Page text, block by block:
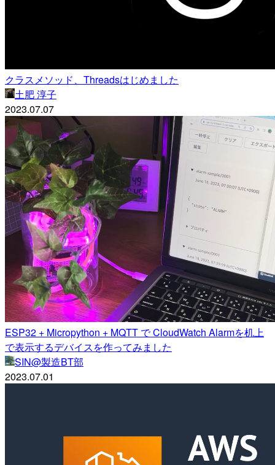
クラスメソッド、Threadsはじめました
土肥 淳子
2023.07.07
ESP32 + Micropython + MQTT で CloudWatch Alarmを机上
で表示するデバイスを作ってみました
SIN@製造BT部
2023.07.01